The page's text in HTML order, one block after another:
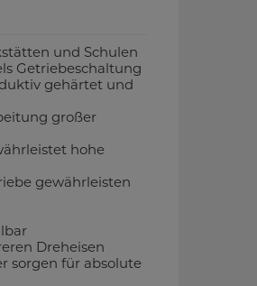
und Schulen
Getriebeschaltung
gehärtet und
großer
hohe
gewährleisten
Dreheisen
sorgen für absolute